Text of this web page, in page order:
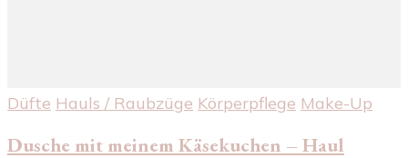
Düfte Hauls / Raubzüge Körperpflege Make-Up
Dusche mit meinem Käsekuchen – Haul